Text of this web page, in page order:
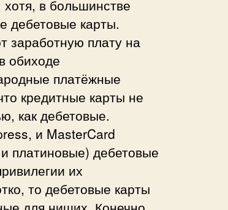
хотя, в большинстве
дебетовые карты.
заработную плату на
обиходе
платёжные
кредитные карты не
как дебетовые.
и MasterCard
платиновые) дебетовые
их
то дебетовые карты